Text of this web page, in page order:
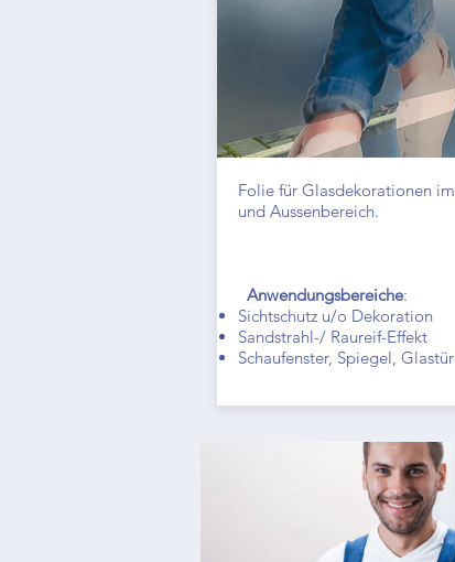
Folie für Glasdekorationen
und Aussenbereich.
Anwendungsbereiche:
Sichtschutz u/o Dekoration
Sandstrahl-/ Raureif-Effekt
Schaufenster, Spiegel,